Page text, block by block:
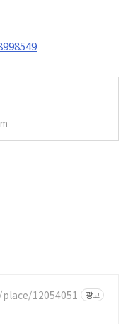
12054051 광고